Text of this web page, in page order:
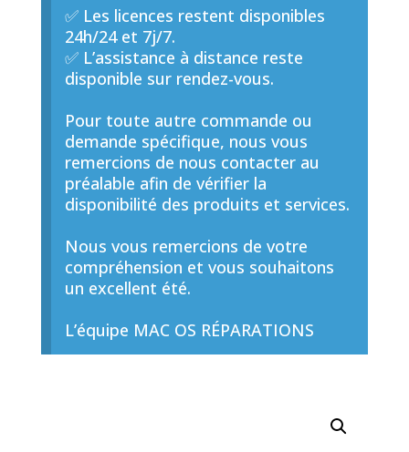
✅ Les licences restent disponibles
24h/24 et 7j/7.
✅ L’assistance à distance reste
disponible sur rendez-vous.
Pour toute autre commande ou
demande spécifique, nous vous
remercions de nous contacter au
préalable afin de vérifier la
disponibilité des produits et services.
Nous vous remercions de votre
compréhension et vous souhaitons
un excellent été.
L’équipe MAC OS RÉPARATIONS